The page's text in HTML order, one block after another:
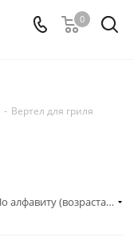
0
- Вертел для гриля
По алфавиту (возрастание)